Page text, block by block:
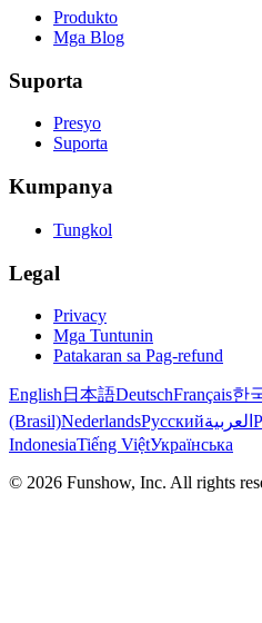
Produkto
Mga Blog
Suporta
Presyo
Suporta
Kumpanya
Tungkol
Legal
Privacy
Mga Tuntunin
Patakaran sa Pag-refund
English 日本語DeutschFrançais한
(Brasil)NederlandsРусскийالعربية
IndonesiaTiếng ViệtУкраїнська
© 2026 Funshow, Inc. All rights